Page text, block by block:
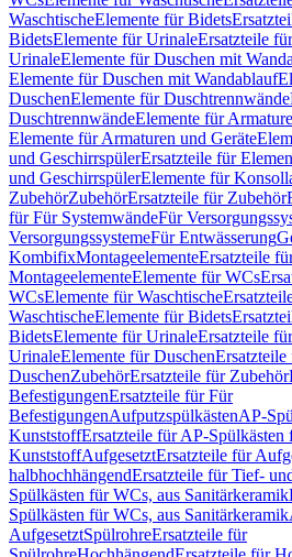
WaschtischeElemente für Bidets
BidetsElemente für UrinaleErsatzteile
UrinaleElemente für Duschen mit
Elemente für Duschen mit Wandablauf
DuschenElemente für Duschtrennwände
DuschtrennwändeElemente für
Elemente für Armaturen und Geräte
und GeschirrspülerErsatzteile für
und GeschirrspülerElemente für
ZubehörZubehörErsatzteile für Zubehör
für Für SystemwändeFür
VersorgungssystemeFür Entwässerung
KombifixMontageelementeErsatzteile
MontageelementeElemente für WCs
WCsElemente für Waschtische
WaschtischeElemente für Bidets
BidetsElemente für UrinaleErsatzteile
UrinaleElemente für Duschen
DuschenZubehörErsatzteile für Zubehör
BefestigungenErsatzteile für Für
BefestigungenAufputzspülkästenAP-
KunststoffErsatzteile für AP-Spülkästen
KunststoffAufgesetztErsatzteile für
halbhochhängendErsatzteile für Tief-
Spülkästen für WCs, aus Sanitärkeramik
Spülkästen für WCs, aus Sanitärkeramik
AufgesetztSpülrohreErsatzteile für